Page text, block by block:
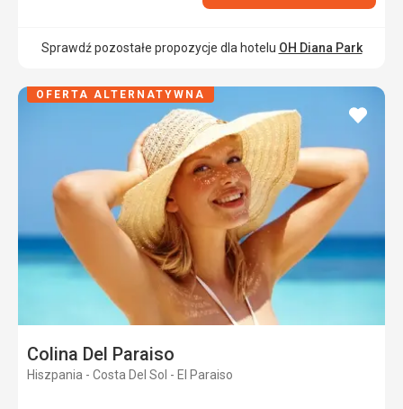
Sprawdź pozostałe propozycje dla hotelu OH Diana Park
Colina Del Paraiso
Hiszpania - Costa Del Sol - El Paraiso
dodaj
OFERTA ALTERNATYWNA